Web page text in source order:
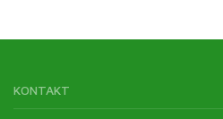
KONTAKT